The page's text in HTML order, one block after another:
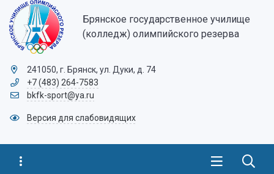
Брянское государственное училище
(колледж) олимпийского резерва
241050, г. Брянск, ул. Дуки, д. 74
+7 (483) 264-7583
bkfk-sport@ya.ru
Версия для слабовидящих